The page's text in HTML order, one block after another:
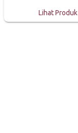
Lihat Produk